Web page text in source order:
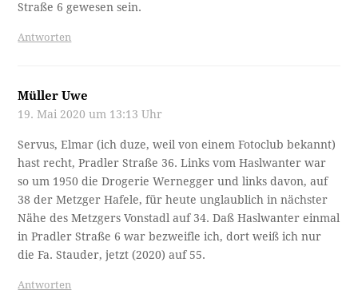
Straße 6 gewesen sein.
Antworten
Müller Uwe
19. Mai 2020 um 13:13 Uhr
Servus, Elmar (ich duze, weil von einem Fotoclub bekannt)
hast recht, Pradler Straße 36. Links vom Haslwanter war
so um 1950 die Drogerie Wernegger und links davon, auf
38 der Metzger Hafele, für heute unglaublich in nächster
Nähe des Metzgers Vonstadl auf 34. Daß Haslwanter einmal
in Pradler Straße 6 war bezweifle ich, dort weiß ich nur
die Fa. Stauder, jetzt (2020) auf 55.
Antworten